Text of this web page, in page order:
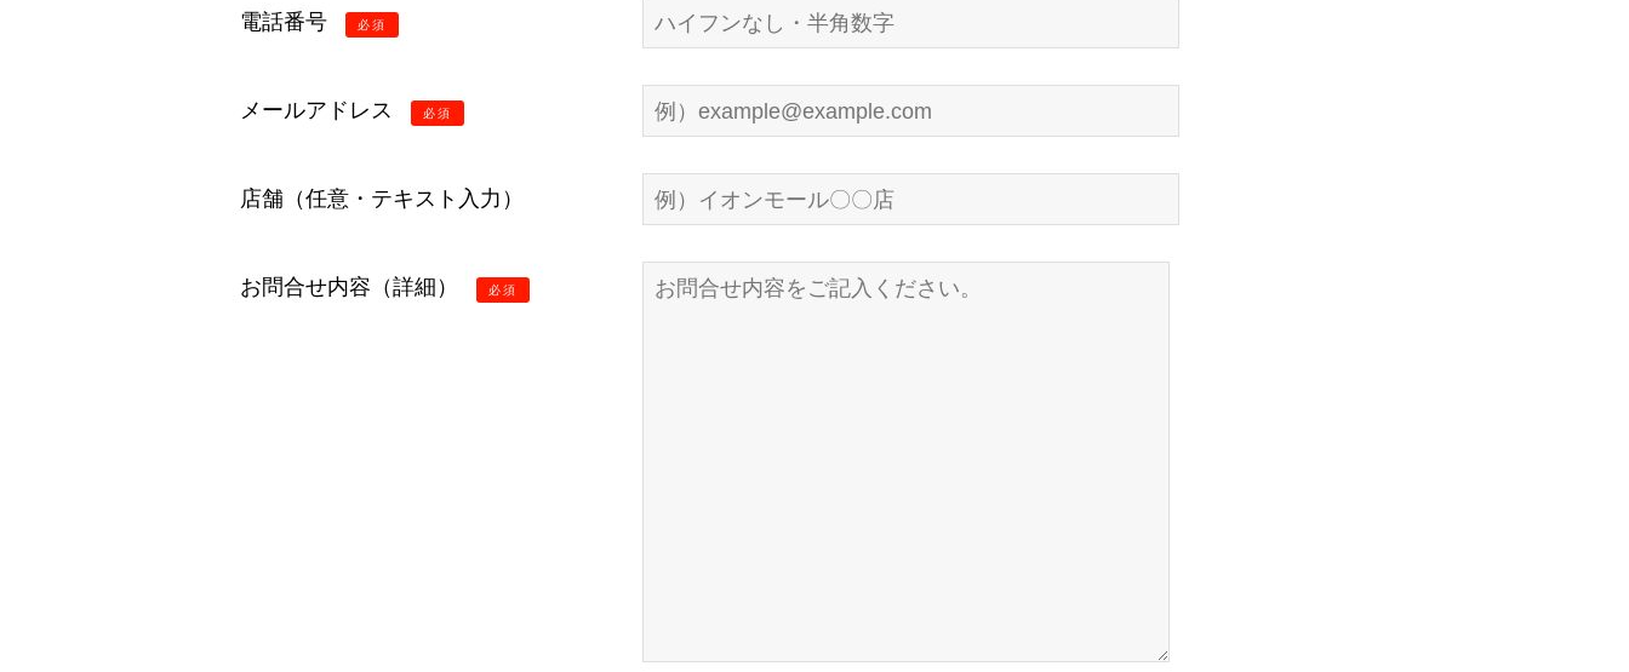
電話番号 必須
メールアドレス 必須
店舗（任意・テキスト入力）
お問合せ内容（詳細） 必須